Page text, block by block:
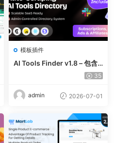
模板插件
AI Tools Finder v1.8 – 包含
5000 多种工具、订阅、广告
录
35
admin 2026-07-01